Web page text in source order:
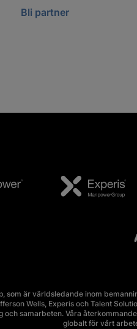
Bli partner
som är världsledande inom
Wells, Experis och Talent
samarbeten. Våra
globalt för vårt